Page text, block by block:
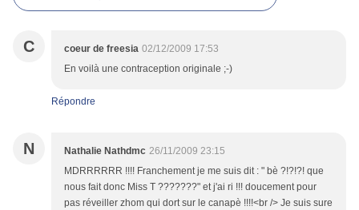
C coeur de freesia 02/12/2009 17:53
En voilà une contraception originale ;-)
Répondre
N Nathalie Nathdmc 26/11/2009 23:15
MDRRRRRR !!!! Franchement je me suis dit : " bè ?!?!?! que
nous fait donc Miss T ???????" et j'ai ri !!! doucement pour
pas réveiller zhom qui dort sur le canapè !!!!<br /> Je suis sure